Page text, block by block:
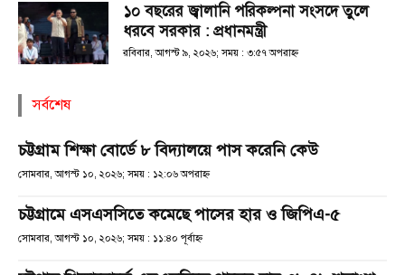
১০ বছরের জ্বালানি পরিকল্পনা সংসদে তুলে
ধরবে সরকার : প্রধানমন্ত্রী
রবিবার, আগস্ট ৯, ২০২৬; সময় : ৩:৫৭ অপরাহ্ণ
সর্বশেষ
চট্টগ্রাম শিক্ষা বোর্ডে ৮ বিদ্যালয়ে পাস করেনি কেউ
সোমবার, আগস্ট ১০, ২০২৬; সময় : ১২:০৬ অপরাহ্ণ
চট্টগ্রামে এসএসসিতে কমেছে পাসের হার ও জিপিএ-৫
সোমবার, আগস্ট ১০, ২০২৬; সময় : ১১:৪০ পূর্বাহ্ণ